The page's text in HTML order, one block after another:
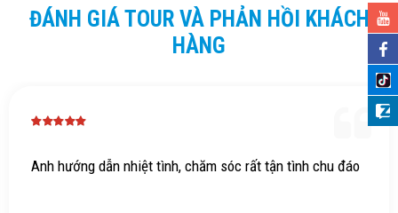
ĐÁNH GIÁ TOUR VÀ PHẢN HỒI KHÁCH
HÀNG
hướng dẫn nhiệt tình, chăm sóc rất tận tình chu đáo